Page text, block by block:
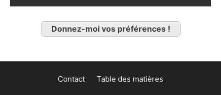
Donnez-moi vos préférences !
Contact Table des matières